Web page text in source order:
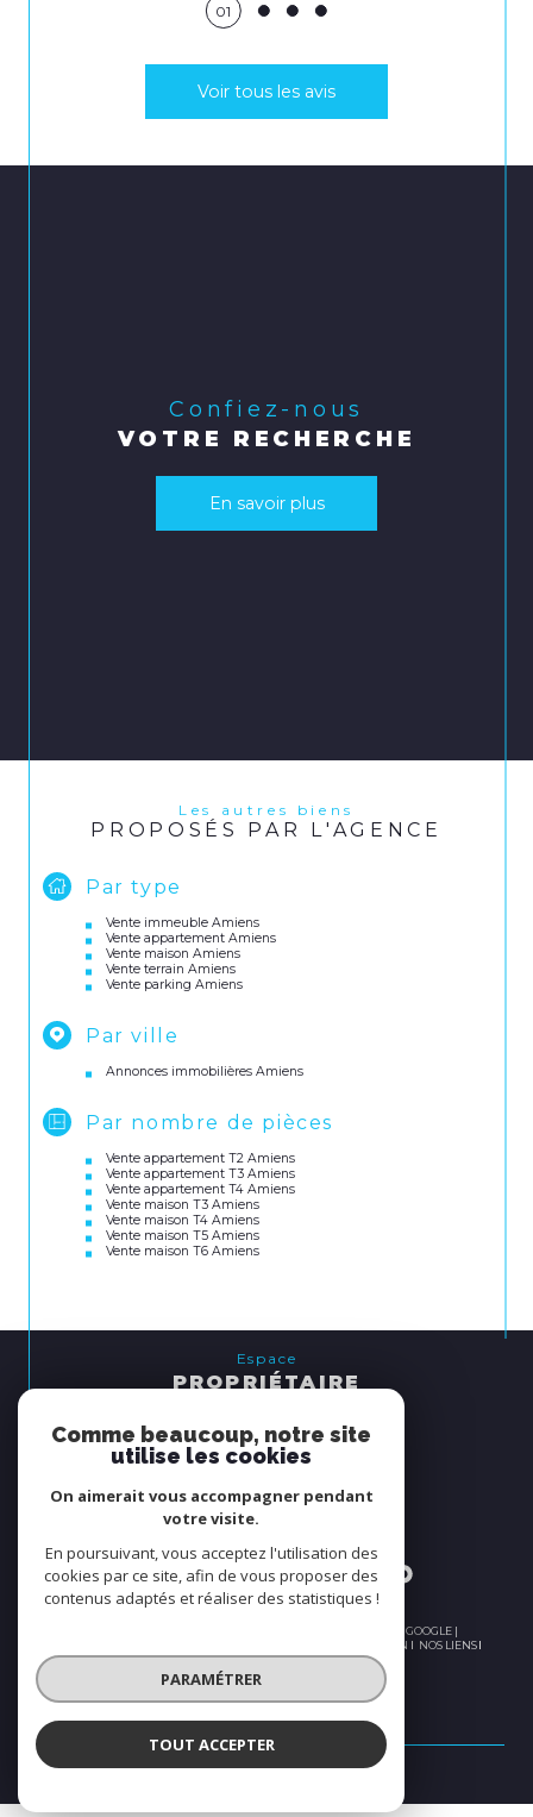
01
Voir tous les avis
Confiez-nous
VOTRE RECHERCHE
En savoir plus
Les autres biens
PROPOSÉS PAR L'AGENCE
Par type
Vente immeuble Amiens
Vente appartement Amiens
Vente maison Amiens
Vente terrain Amiens
Vente parking Amiens
Par ville
Annonces immobilières Amiens
Par nombre de pièces
Vente appartement T2 Amiens
Vente appartement T3 Amiens
Vente appartement T4 Amiens
Vente maison T3 Amiens
Vente maison T4 Amiens
Vente maison T5 Amiens
Vente maison T6 Amiens
Espace
PROPRIÉTAIRE
se connecter
ADHÉRONS
© 2026 | TOUS DROITS RÉSERVÉS | TRADUCTION POWERED BY GOOGLE |
ADMIN
NOS LIENS
POLITIQUE RGPD
COOKIES
Comme beaucoup, notre site
utilise les cookies
On aimerait vous accompagner pendant
votre visite.
En poursuivant, vous acceptez l'utilisation des
cookies par ce site, afin de vous proposer des
contenus adaptés et réaliser des statistiques !
PARAMÉTRER
TOUT ACCEPTER